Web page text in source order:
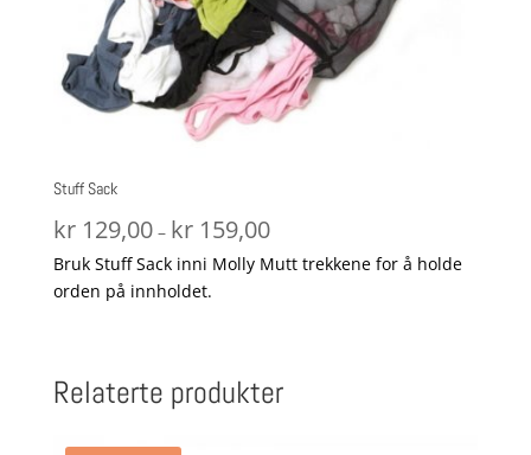
Stuff Sack
kr129,00 – kr159,00Prisområde:
til
Bruk Stuff Sack inni Molly Mutt trekkene for å holde
orden på innholdet.
Relaterte produkter